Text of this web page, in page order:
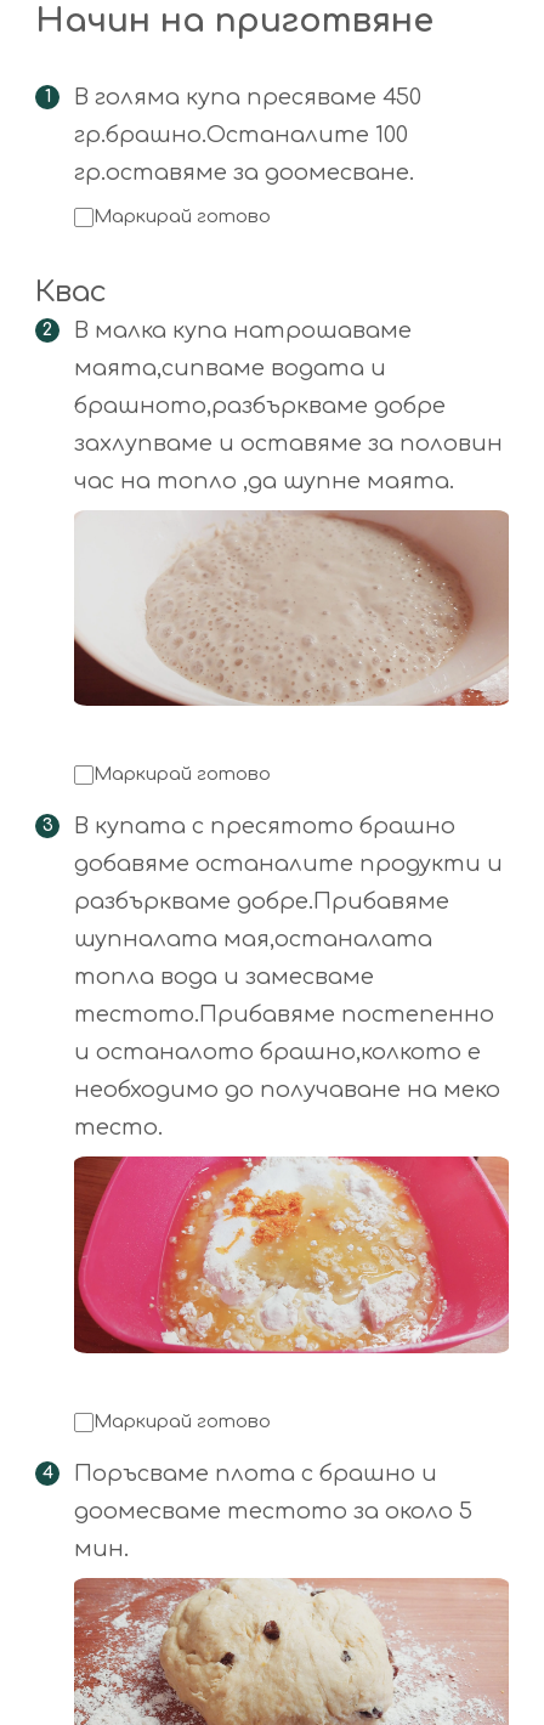
Начин на приготвяне
В голяма купа пресяваме 450
гр.брашно.Останалите 100
гр.оставяме за доомесване.
Маркирай готово
Квас
В малка купа натрошаваме
маята,сипваме водата и
брашното,разбъркваме добре
захлупваме и оставяме за половин
час на топло ,да шупне маята.
Маркирай готово
В купата с пресятото брашно
добавяме останалите продукти и
разбъркваме добре.Прибавяме
шупналата мая,останалата
топла вода и замесваме
тестото.Прибавяме постепенно
и останалото брашно,колкото е
необходимо до получаване на меко
тесто.
Маркирай готово
Поръсваме плота с брашно и
доомесваме тестото за около 5
мин.